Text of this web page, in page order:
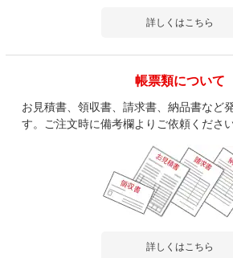
詳しくはこちら
帳票類について
お見積書、領収書、請求書、納品書など
す。ご注文時に備考欄よりご依頼ください
詳しくはこちら